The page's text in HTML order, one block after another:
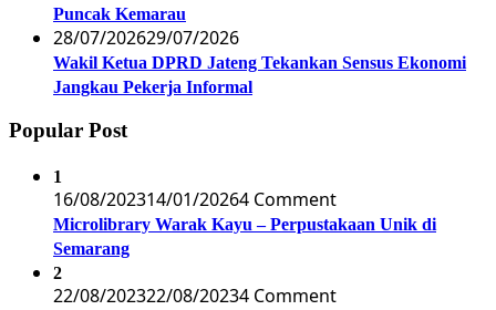
Puncak Kemarau
28/07/202629/07/2026
Wakil Ketua DPRD Jateng Tekankan Sensus Ekonomi
Jangkau Pekerja Informal
Popular Post
1
16/08/202314/01/20264 Comment
Microlibrary Warak Kayu – Perpustakaan Unik di
Semarang
2
22/08/202322/08/20234 Comment